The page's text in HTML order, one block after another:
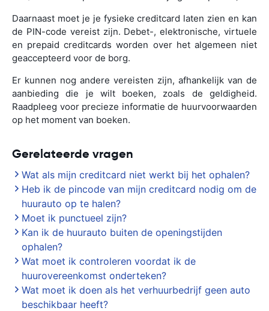
Daarnaast moet je je fysieke creditcard laten zien en kan
de PIN-code vereist zijn. Debet-, elektronische, virtuele
en prepaid creditcards worden over het algemeen niet
geaccepteerd voor de borg.
Er kunnen nog andere vereisten zijn, afhankelijk van de
aanbieding die je wilt boeken, zoals de geldigheid.
Raadpleeg voor precieze informatie de huurvoorwaarden
op het moment van boeken.
Gerelateerde vragen
Wat als mijn creditcard niet werkt bij het ophalen?
Heb ik de pincode van mijn creditcard nodig om de
huurauto op te halen?
Moet ik punctueel zijn?
Kan ik de huurauto buiten de openingstijden
ophalen?
Wat moet ik controleren voordat ik de
huurovereenkomst onderteken?
Wat moet ik doen als het verhuurbedrijf geen auto
beschikbaar heeft?